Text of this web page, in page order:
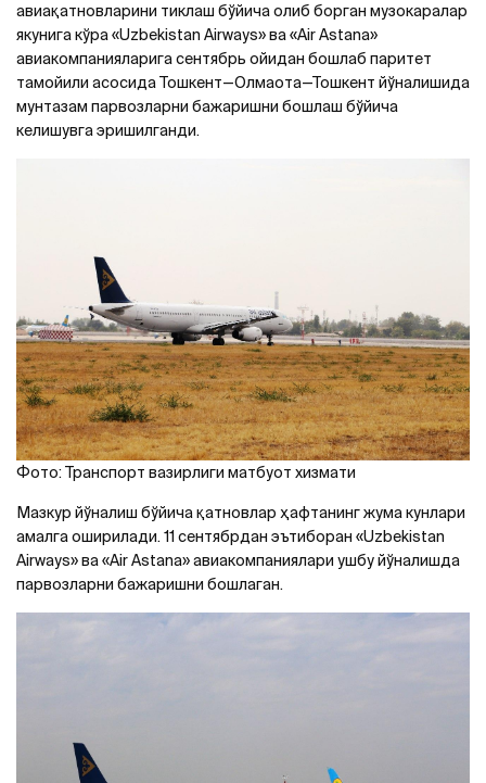
авиақатновларини тиклаш бўйича олиб борган музокаралар
якунига кўра «Uzbekistan Airways» ва «Air Astana»
авиакомпанияларига сентябрь ойидан бошлаб паритет
тамойили асосида Тошкент—Олмаота—Тошкент йўналишида
мунтазам парвозларни бажаришни бошлаш бўйича
келишувга эришилганди.
Фото: Транспорт вазирлиги матбуот хизмати
Мазкур йўналиш бўйича қатновлар ҳафтанинг жума кунлари
амалга оширилади. 11 сентябрдан эътиборан «Uzbekistan
Airways» ва «Air Astana» авиакомпаниялари ушбу йўналишда
парвозларни бажаришни бошлаган.